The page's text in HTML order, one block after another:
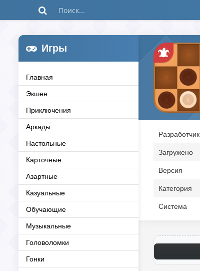
Игры
Главная
Экшен
Приключения
Аркады
Настольные
Карточные
Азартные
Казуальные
Обучающие
Музыкальные
Головоломки
Гонки
Разработчик
Загружено
Версия
Категория
Система